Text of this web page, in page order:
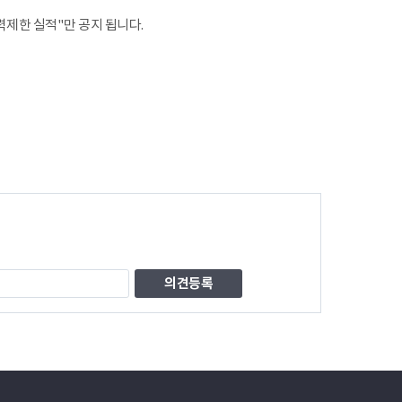
한 실적"만 공지 됩니다.